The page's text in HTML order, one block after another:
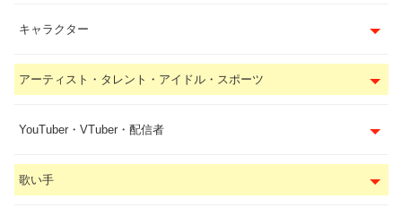
キャラクター
アーティスト・タレント・アイドル・スポーツ
YouTuber・VTuber・配信者
歌い手